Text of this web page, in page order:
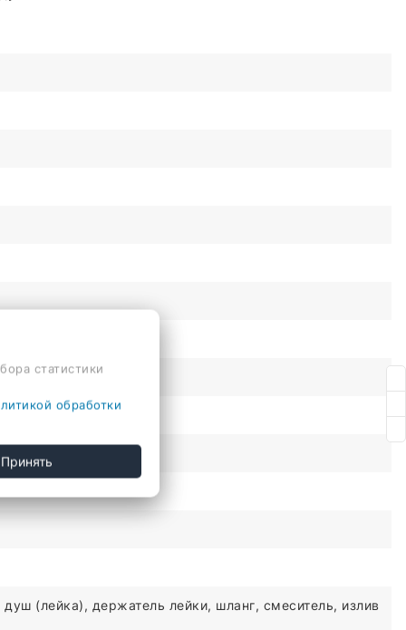
(лейка), держатель лейки, шланг, смеситель, излив
статистики
обработки
Принять